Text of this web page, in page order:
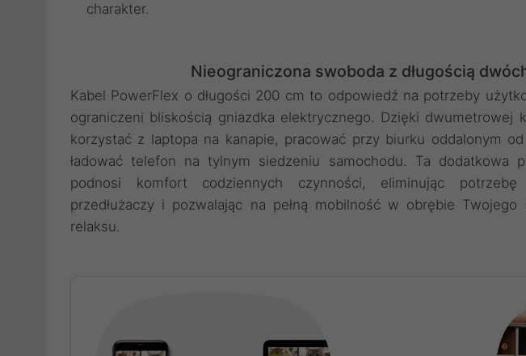
charakter.
Nieograniczona swoboda z długością
Kabel PowerFlex o długości 200 cm to odpowiedź na potrzeby
ograniczeni bliskością gniazdka elektrycznego. Dzięki dwumetrowej
korzystać z laptopa na kanapie, pracować przy biurku oddalonym
ładować telefon na tylnym siedzeniu samochodu. Ta dodatkowa
podnosi komfort codziennych czynności, eliminując potrzebę
przedłużaczy i pozwalając na pełną mobilność w obrębie
relaksu.